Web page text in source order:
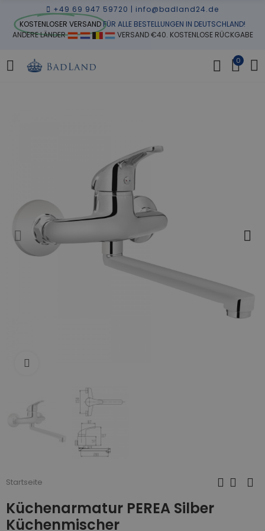
+49 69 947 59720 | info@badland24.de
KOSTENLOSER VERSANDFÜR ALLE BESTELLUNGEN IN DEUTSCHLAND!
ANDERE LÄNDER
VERSAND €40. KOSTENLOSE RÜCKGABE
0
Startseite
Küchenarmatur PEREA Silber
Küchenmischer